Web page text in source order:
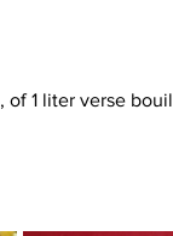
of 1 liter verse